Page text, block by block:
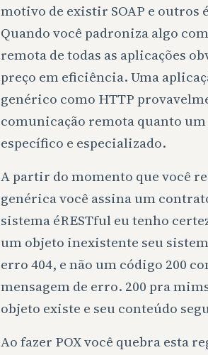
motivo de existir SOAP e outros
Quando você padroniza algo
remota de todas as aplicações
preço em eficiência. Uma
genérico como HTTP
comunicação remota quanto
específico e especializado.
A partir do momento que você
genérica você assina um
sistema éRESTful eu tenho
um objeto inexistente seu
erro 404, e não um código 200
mensagem de erro. 200 pra
objeto existe e seu conteúdo
Ao fazer POX você quebra esta